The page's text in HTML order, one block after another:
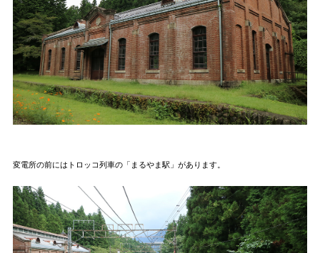
変電所の前にはトロッコ列車の「まるやま駅」があります。